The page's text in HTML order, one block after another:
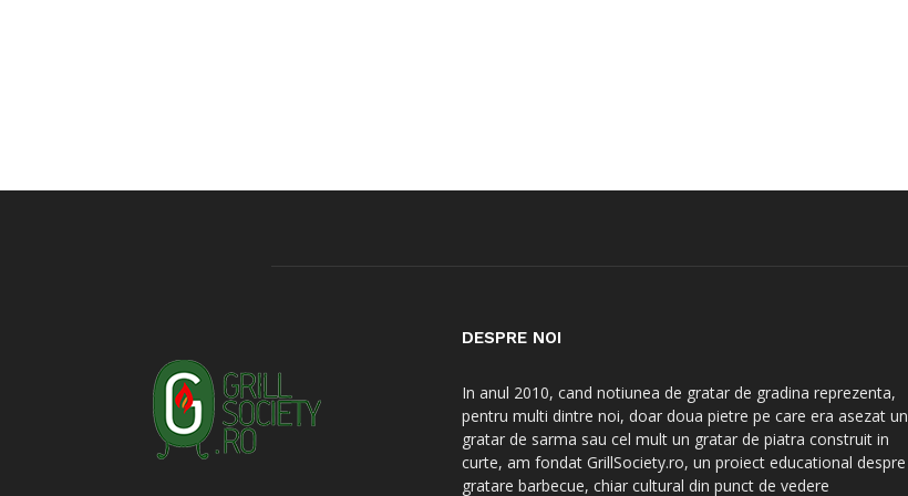
DESPRE NOI
In anul 2010, cand notiunea de gratar de gradina reprezenta,
pentru multi dintre noi, doar doua pietre pe care era asezat un
gratar de sarma sau cel mult un gratar de piatra construit in
curte, am fondat GrillSociety.ro, un proiect educational despre
gratare barbecue, chiar cultural din punct de vedere